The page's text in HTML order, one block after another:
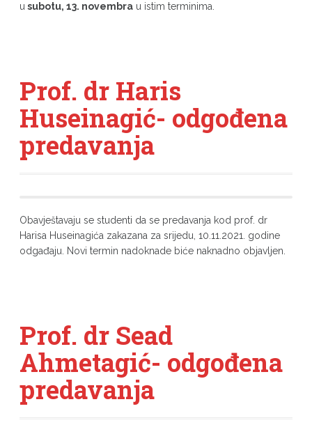
u subotu, 13. novembrau istim terminima.
Prof. dr Haris
Huseinagić- odgođena
predavanja
Obavještavaju se studenti da se predavanja kod prof. dr
Harisa Huseinagića zakazana za srijedu, 10.11.2021. godine
odgađaju. Novi termin nadoknade biće naknadno objavljen.
Prof. dr Sead
Ahmetagić- odgođena
predavanja